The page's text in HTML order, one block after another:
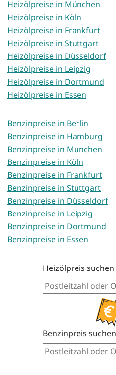
Heizölpreise in München
Heizölpreise in Köln
Heizölpreise in Frankfurt
Heizölpreise in Stuttgart
Heizölpreise in Düsseldorf
Heizölpreise in Leipzig
Heizölpreise in Dortmund
Heizölpreise in Essen
Benzinpreise in Berlin
Benzinpreise in Hamburg
Benzinpreise in München
Benzinpreise in Köln
Benzinpreise in Frankfurt
Benzinpreise in Stuttgart
Benzinpreise in Düsseldorf
Benzinpreise in Leipzig
Benzinpreise in Dortmund
Benzinpreise in Essen
Heizölpreis suchen
Benzinpreis suchen